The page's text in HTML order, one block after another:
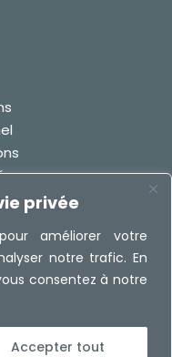
privée
améliorer votre
notre trafic. En
consentez à notre
Accepter tout